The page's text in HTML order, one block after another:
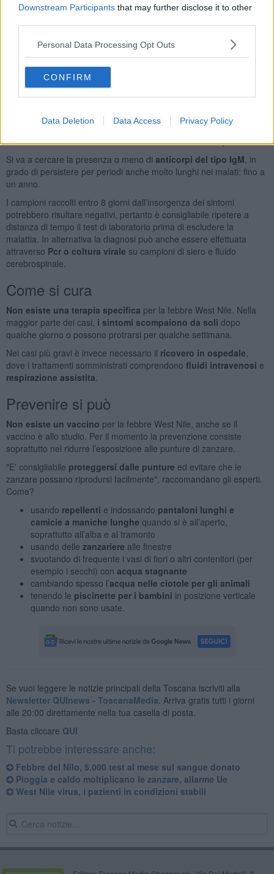
Downstream Participants that may further disclose it to other
Personal Data Processing Opt Outs
CONFIRM
Data Deletion Data Access Privacy Policy
I sintomi più gravi si presentano in media in meno dell’1%
tremori, disturbi alla vista, torpore, convulsioni, fino alla paralisi e al
coma. Alcunieffetti neurologicipossono essere permanenti. Nei
casi più gravi (circa 1 su mille) il virus può causare un’
La diagnosi viene prevalentemente effettuata attraverso
test di
laboratoriosu siero e, dove indicato, su fluido cerebrospinale.
Si va a cercare la presenza o meno di anticorpi del tipo IgM , in
grado di persistere per periodi anche molto lunghi nei malati: fino a
un anno.
I campioni raccolti entro 8 giorni dall’insorgenza dei sintomi
potrebbero risultare negativi, pertanto è consigliabile ripetere a
distanza di tempo il test di laboratorio prima di escludere la
malattia. In alternativa la diagnosi può anche essere effettuata
attraverso Pcr o coltura virale su campioni di siero e fluido
cerebrospinale.
Come si cura
Non esiste una terapia specifica per la febbre West Nile. Nella
maggior parte dei casi, i sintomi scompaiono da soli dopo
qualche giorno o possono protrarsi per qualche settimana.
Nei casi più gravi è invece necessario il ricovero in ospedale
dove i trattamenti somministrati comprendono fluidi intravenosi e
respirazione assistita
Prevenire si può
Non esiste un vaccino per la febbre West Nile, anche se il
vaccino è allo studio. Per il momento la prevenzione consiste
soprattutto nel ridurre l’esposizione alle punture di zanzare.
"E' consigliabile proteggersi dalle punture ed evitare che le
zanzare possano riprodursi facilmente", raccomandano gli esperti.
Come?
usando repellenti e indossando pantaloni lunghi e
camicie a maniche lunghe quando si è all’aperto,
soprattutto all’alba e al tramonto
usando delle zanzariere alle finestre
svuotando di frequente i vasi di fiori o altri contenitori (per
esempio i secchi) con acqua stagnante
cambiando spesso l’acqua nelle ciotole per gli animali
tenendo le piscinette per i bambini in posizione verticale
quando non sono usate.
Se vuoi leggere le notizie principali della Toscana iscriviti alla
Newsletter QUInews - ToscanaMedia. Arriva gratis tutti i giorni
alle 20:00 direttamente nella tua casella di posta.
Basta cliccare QUI
Ti potrebbe interessare anche:
Febbre del Nilo, 5.000 test al mese sul sangue donato
Pioggia e caldo moltiplicano le zanzare, allarme Ue
West Nile virus, i pazienti in condizioni stabili